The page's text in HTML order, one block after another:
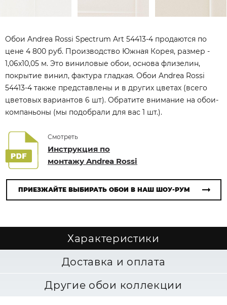
Обои Andrea Rossi Spectrum Art 54413-4 продаются по
цене 4 800 руб. Производство Южная Корея, размер -
1,06x10,05 м. Это виниловые обои, основа флизелин,
покрытие винил, фактура гладкая. Обои Andrea Rossi
54413-4 также представлены и в других цветах (всего
цветовых вариантов 6 шт). Обратите внимание на обои-
компаньоны (мы подобрали для вас 1 шт.).
Смотреть
Инструкция по
монтажу Andrea Rossi
ПРИЕЗЖАЙТЕ ВЫБИРАТЬ ОБОИ В НАШ ШОУ-РУМ
Характеристики
Доставка и оплата
Другие обои коллекции